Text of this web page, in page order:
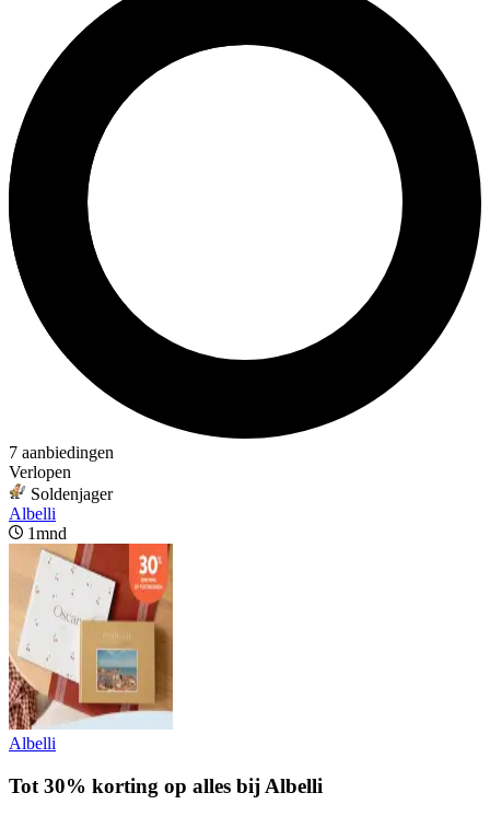
7 aanbiedingen
Verlopen
Soldenjager
Albelli
1mnd
Albelli
Tot 30% korting op alles bij Albelli